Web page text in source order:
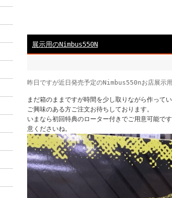
展示用のNimbus550N
昨日ですが近日発売予定のNimbus550nお店展示用
まだ箱のままですが時間を少し取りながら作って
ご興味のある方ご注文お待ちしております。
いまなら初回特典のローター付きでご用意可能で
意くださいね。